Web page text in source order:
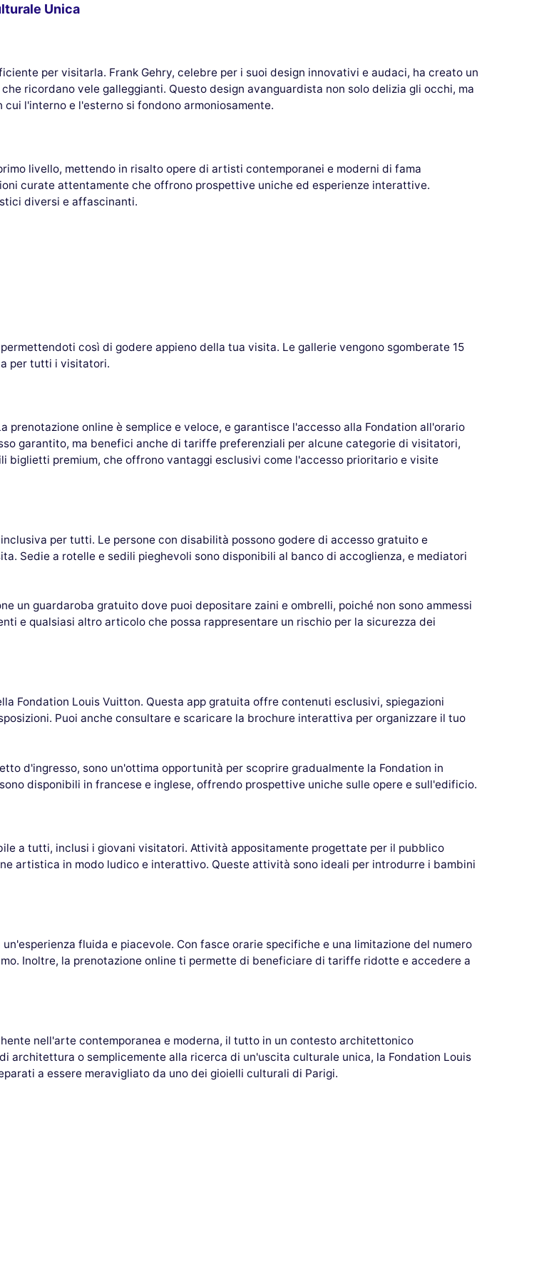
Unica
per visitarla. Frank Gehry, celebre per i suoi design innovativi e audaci, ha creato un
ricordano vele galleggianti. Questo design avanguardista non solo delizia gli occhi, ma
l'interno e l'esterno si fondono armoniosamente.
livello, mettendo in risalto opere di artisti contemporanei e moderni di fama
curate attentamente che offrono prospettive uniche ed esperienze interattive.
diversi e affascinanti.
così di godere appieno della tua visita. Le gallerie vengono sgomberate 15
per tutti i visitatori.
online è semplice e veloce, e garantisce l'accesso alla Fondation all'orario
garantito, ma benefici anche di tariffe preferenziali per alcune categorie di visitatori,
biglietti premium, che offrono vantaggi esclusivi come l'accesso prioritario e visite
per tutti. Le persone con disabilità possono godere di accesso gratuito e
Sedie a rotelle e sedili pieghevoli sono disponibili al banco di accoglienza, e mediatori
un guardaroba gratuito dove puoi depositare zaini e ombrelli, poiché non sono ammessi
e qualsiasi altro articolo che possa rappresentare un rischio per la sicurezza dei
Fondation Louis Vuitton. Questa app gratuita offre contenuti esclusivi, spiegazioni
Puoi anche consultare e scaricare la brochure interattiva per organizzare il tuo
d'ingresso, sono un'ottima opportunità per scoprire gradualmente la Fondation in
disponibili in francese e inglese, offrendo prospettive uniche sulle opere e sull'edificio.
a tutti, inclusi i giovani visitatori. Attività appositamente progettate per il pubblico
artistica in modo ludico e interattivo. Queste attività sono ideali per introdurre i bambini
fluida e piacevole. Con fasce orarie specifiche e una limitazione del numero
Inoltre, la prenotazione online ti permette di beneficiare di tariffe ridotte e accedere a
nell'arte contemporanea e moderna, il tutto in un contesto architettonico
architettura o semplicemente alla ricerca di un'uscita culturale unica, la Fondation Louis
a essere meravigliato da uno dei gioielli culturali di Parigi.